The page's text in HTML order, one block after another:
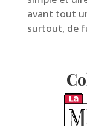
avant tout
surtout, de